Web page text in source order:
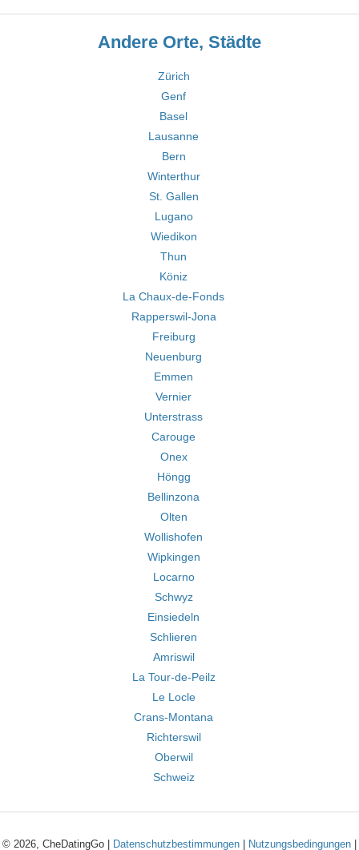
Andere Orte, Städte
Zürich
Genf
Basel
Lausanne
Bern
Winterthur
St. Gallen
Lugano
Wiedikon
Thun
Köniz
La Chaux-de-Fonds
Rapperswil-Jona
Freiburg
Neuenburg
Emmen
Vernier
Unterstrass
Carouge
Onex
Höngg
Bellinzona
Olten
Wollishofen
Wipkingen
Locarno
Schwyz
Einsiedeln
Schlieren
Amriswil
La Tour-de-Peilz
Le Locle
Crans-Montana
Richterswil
Oberwil
Schweiz
© 2026, CheDatingGo | Datenschutzbestimmungen Nutzungsbedingungen